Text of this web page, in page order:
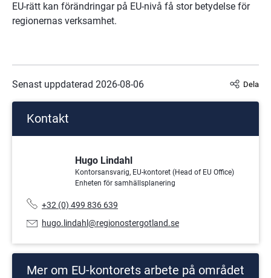
EU-rätt kan förändringar på EU-nivå få stor betydelse för
regionernas verksamhet.
Senast uppdaterad 2026-08-06 Dela
Kontakt
Hugo Lindahl
Kontorsansvarig, EU-kontoret (Head of EU Office)
Enheten för samhällsplanering
Telefonnummer:
+32 (0) 499 836 639
E-
hugo.lindahl@regionostergotland.se
Mer om EU-kontorets arbete på området